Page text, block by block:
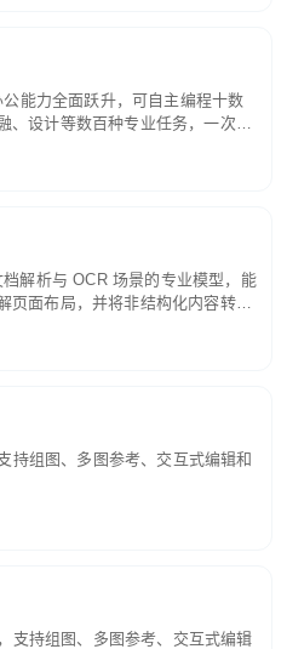
能力全面跃升，可自主编程十数
、设计等数百种专业任务，一次对
理解贯穿规划、执行与验证全流
义解析。长程任务中自主规划与
解析与 OCR 场景的专业模型，能
页面布局，并将非结构化内容转换
构化结果。
持组图、多图参考、交互式编辑和
支持组图、多图参考、交互式编辑